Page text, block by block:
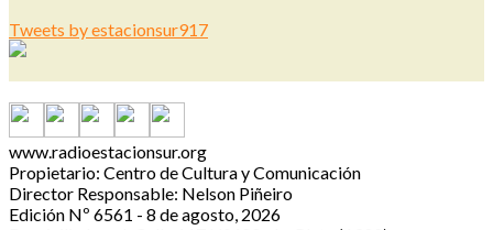
Tweets by estacionsur917
www.radioestacionsur.org
Propietario: Centro de Cultura y Comunicación
Director Responsable: Nelson Piñeiro
Edición Nº 6561 - 8 de agosto, 2026